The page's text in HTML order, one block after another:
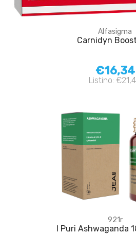
Alfasigma
Carnidyn
€16,34
Listino:
921r
I Puri Ashwaganda